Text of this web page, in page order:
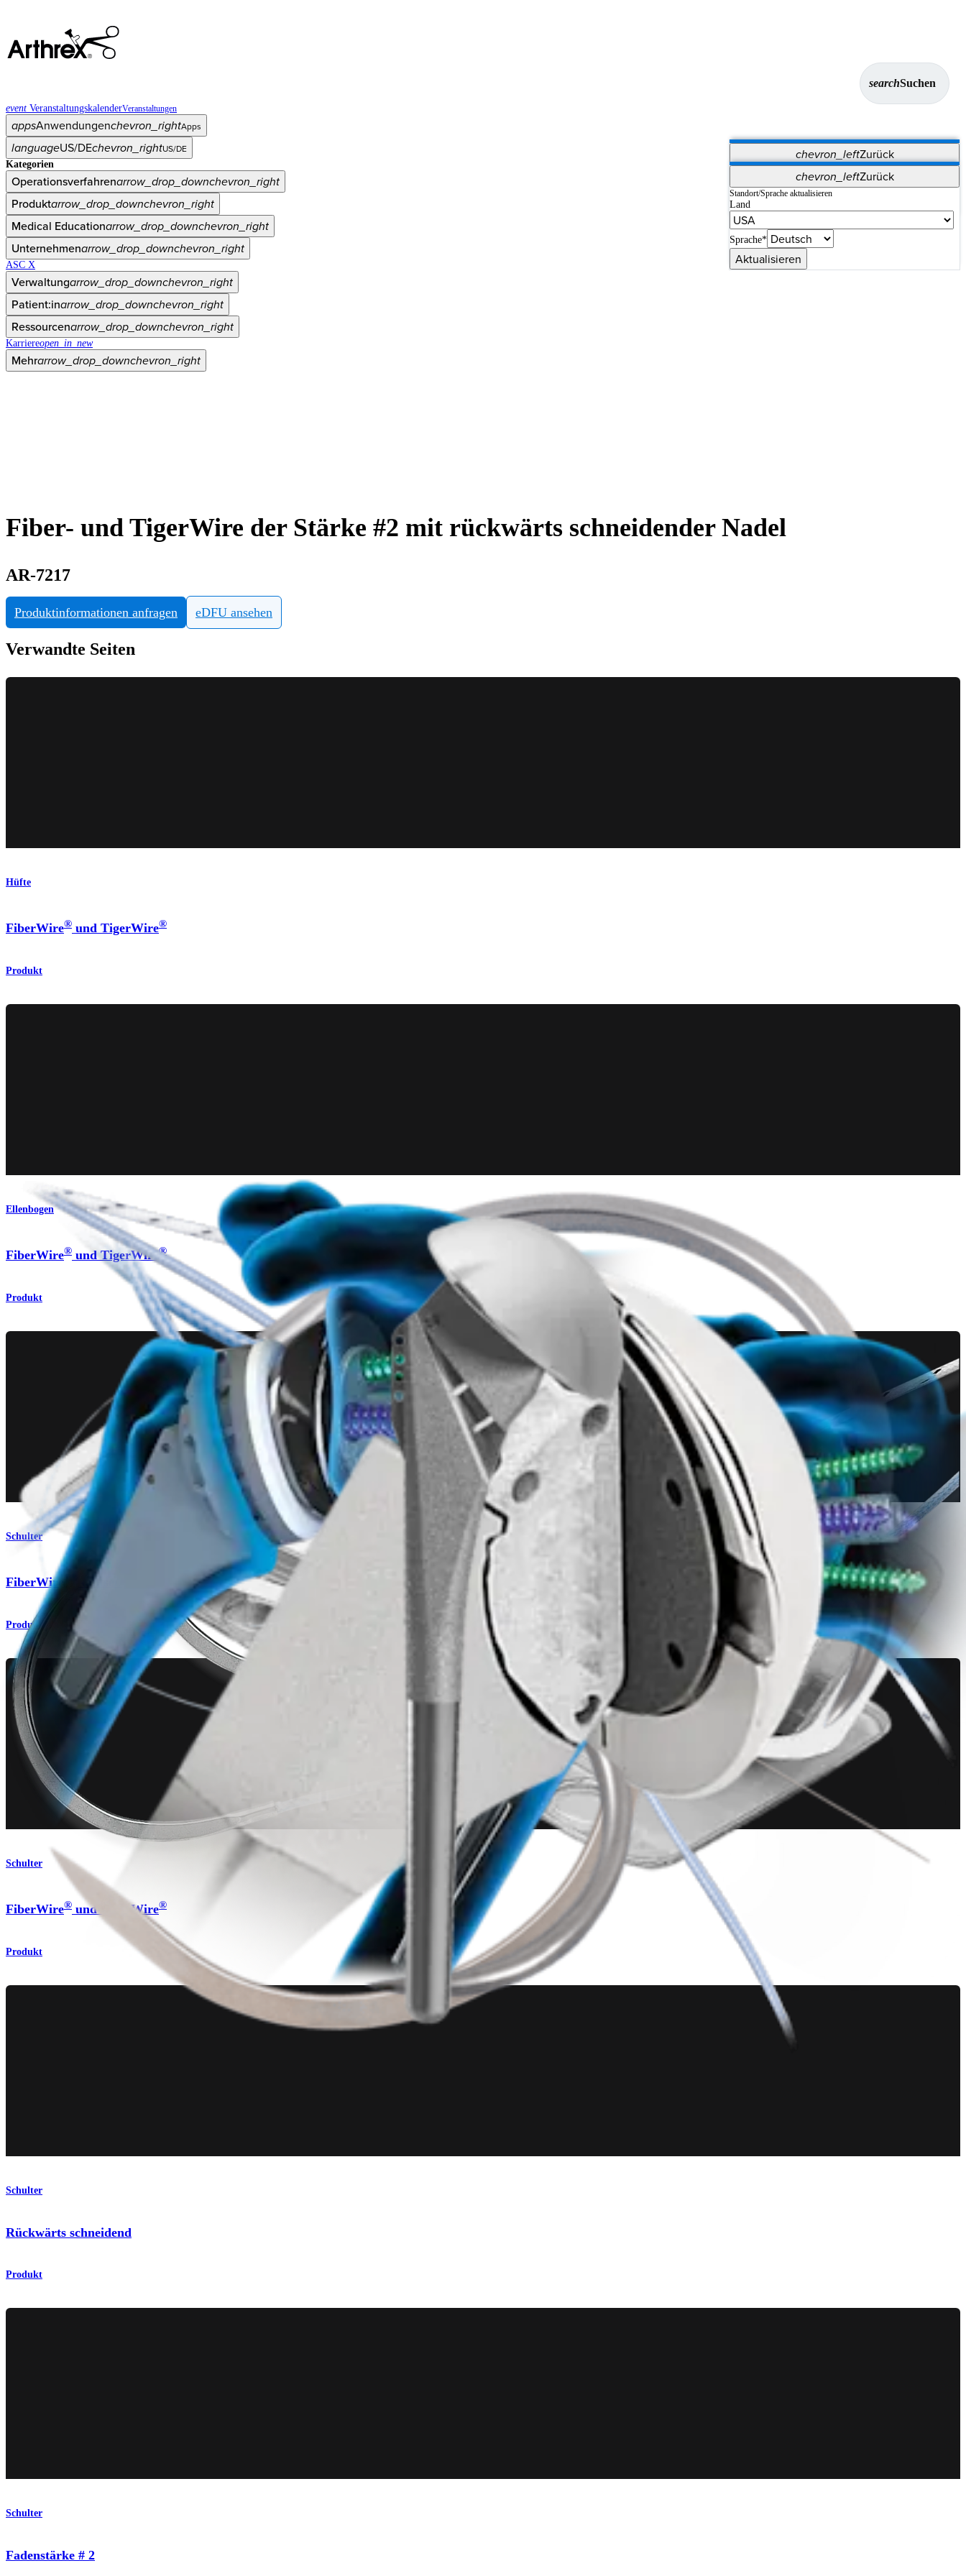
searchSuchen
event VeranstaltungskalenderVeranstaltungen
appsAnwendungenchevron_rightApps
chevron_leftZurück
Vet Systems OrthoPedia Patient
Supplier Portal
Synergy-Bildgebung und -Resektion
languageUS/DEchevron_rightUS/DE
chevron_leftZurück
Standort/Sprache aktualisieren
Land
Sprache*
Aktualisieren
Kategorien
Operationsverfahrenarrow_drop_downchevron_right
Produktarrow_drop_downchevron_right
Medical Educationarrow_drop_downchevron_right
Unternehmenarrow_drop_downchevron_right
ASC X
Verwaltungarrow_drop_downchevron_right
Patient:inarrow_drop_downchevron_right
Ressourcenarrow_drop_downchevron_right
Karriereopen_in_new
Mehrarrow_drop_downchevron_right
Fiber- und TigerWire der Stärke #2 mit rückwärts schneidender Nadel
AR-7217
Produktinformationen anfragen eDFU ansehen
Verwandte Seiten
Hüfte
FiberWire® und TigerWire®
Produkt
Ellenbogen
FiberWire® und TigerWire®
Produkt
Schulter
FiberWire® -Nahtsets
Produkt
Schulter
FiberWire® und TigerWire®
Produkt
Schulter
Rückwärts schneidend
Produkt
Schulter
Fadenstärke # 2